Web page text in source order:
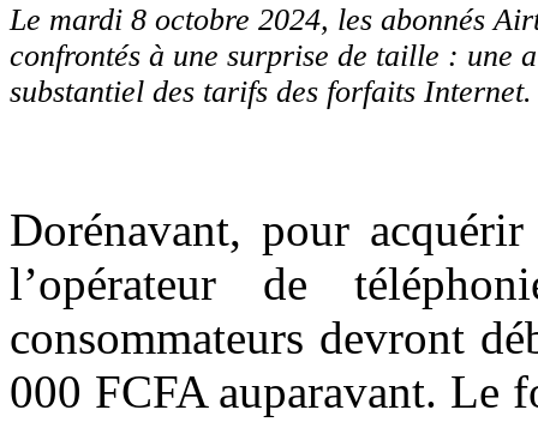
Le mardi 8 octobre 2024, les abonnés
confrontés à une surprise de taille : une
substantiel des tarifs des forfaits
Dorénavant, pour
l’opérateur de
consommateurs devront
000 FCFA auparavant. Le